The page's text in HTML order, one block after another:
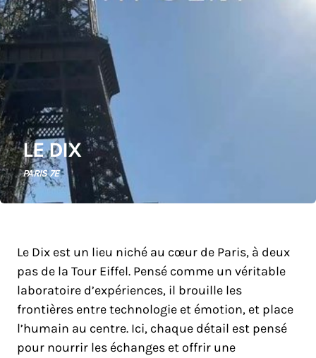
LE DIX
PARIS 7E
Le Dix est un lieu niché au cœur de Paris, à deux
pas de la Tour Eiffel. Pensé comme un véritable
laboratoire d’expériences, il brouille les
frontières entre technologie et émotion, et place
l’humain au centre. Ici, chaque détail est pensé
pour nourrir les échanges et offrir une